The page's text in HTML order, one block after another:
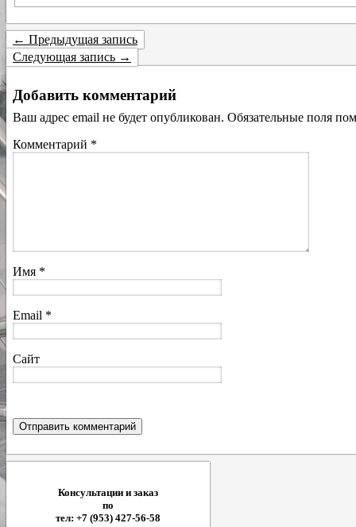
← Предыдущая запись
Следующая запись →
Добавить комментарий
Ваш адрес email не будет опубликован. Обязательные поля
Комментарий *
Имя *
Email *
Сайт
Консультации и заказ
по
тел: +7 (953) 427-56-58